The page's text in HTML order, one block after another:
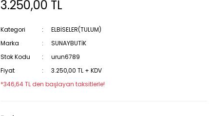
3.250,00 TL
Kategori
ELBİSELER(TULUM)
Marka
SUNAYBUTİK
Stok Kodu
urun6789
Fiyat
3.250,00 TL + KDV
*346,64 TL den başlayan taksitlerle!